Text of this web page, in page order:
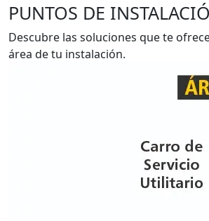
PUNTOS DE
Descubre las soluciones que te
área de tu instalación.